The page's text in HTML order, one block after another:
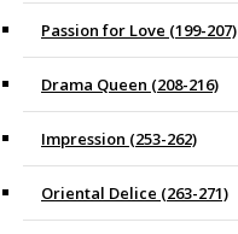
Passion for Love (199-207)
Drama Queen (208-216)
Impression (253-262)
Oriental Delice (263-271)